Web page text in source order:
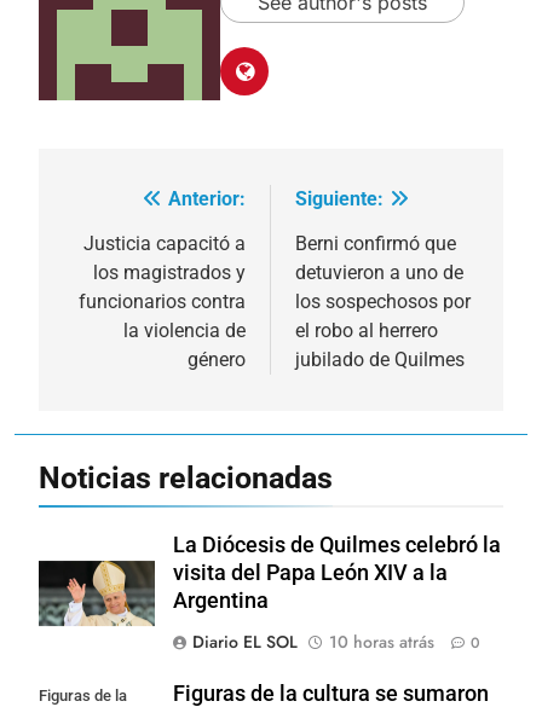
Navegación
de
entradas
Anterior:
Justicia capacitó a
los magistrados y
funcionarios contra
la violencia de
género
Siguiente:
Berni confirmó que
detuvieron a uno de
los sospechosos por
el robo al herrero
jubilado de Quilmes
Noticias relacionadas
La Diócesis de Quilmes celebró la
visita del Papa León XIV a la
Argentina
Diario EL SOL
10 horas atrás 0
Figuras de la
Figuras de la cultura se sumaron